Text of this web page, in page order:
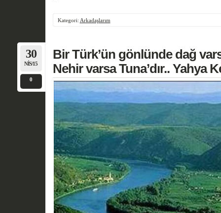
Kategori: Arkadaşlarım
30
NIS/15
0
Bir Türk’ün gönlünde dağ
Nehir varsa Tuna’dır.. Yahya